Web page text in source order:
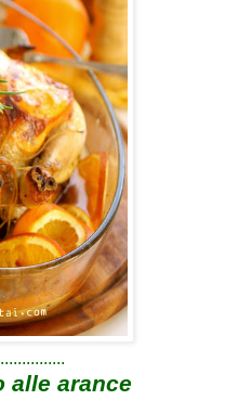
alle arance